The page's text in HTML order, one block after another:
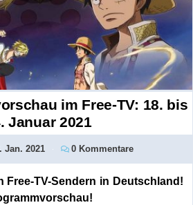
im Free-TV: 18. bis
Januar 2021
Jan. 2021 0 Kommentare
Free-TV-Sendern in Deutschland!